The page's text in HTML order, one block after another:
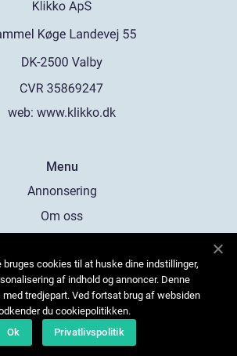
web: www.klikko.dk
Menu
Annonsering
Om oss
Kontakta oss
Sitemap
bruges cookies til at huske dine indstillinger,
af indhold og annoncer. Denne
tredjepart. Ved fortsat brug af websiden
du cookiepolitikken.
Ok
Privatlivspolitik